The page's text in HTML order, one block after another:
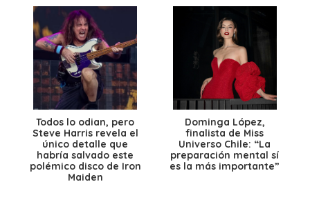
Todos lo odian, pero
Steve Harris revela el
único detalle que
habría salvado este
polémico disco de Iron
Maiden
Dominga López,
finalista de Miss
Universo Chile: “La
preparación mental sí
es la más importante”